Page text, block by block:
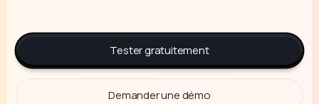
Tester gratuitement
Demander une démo